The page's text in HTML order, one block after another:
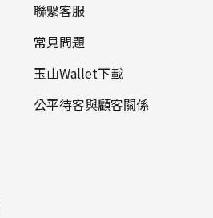
聯繫客服
常見問題
玉山Wallet下載
公平待客與顧客關係